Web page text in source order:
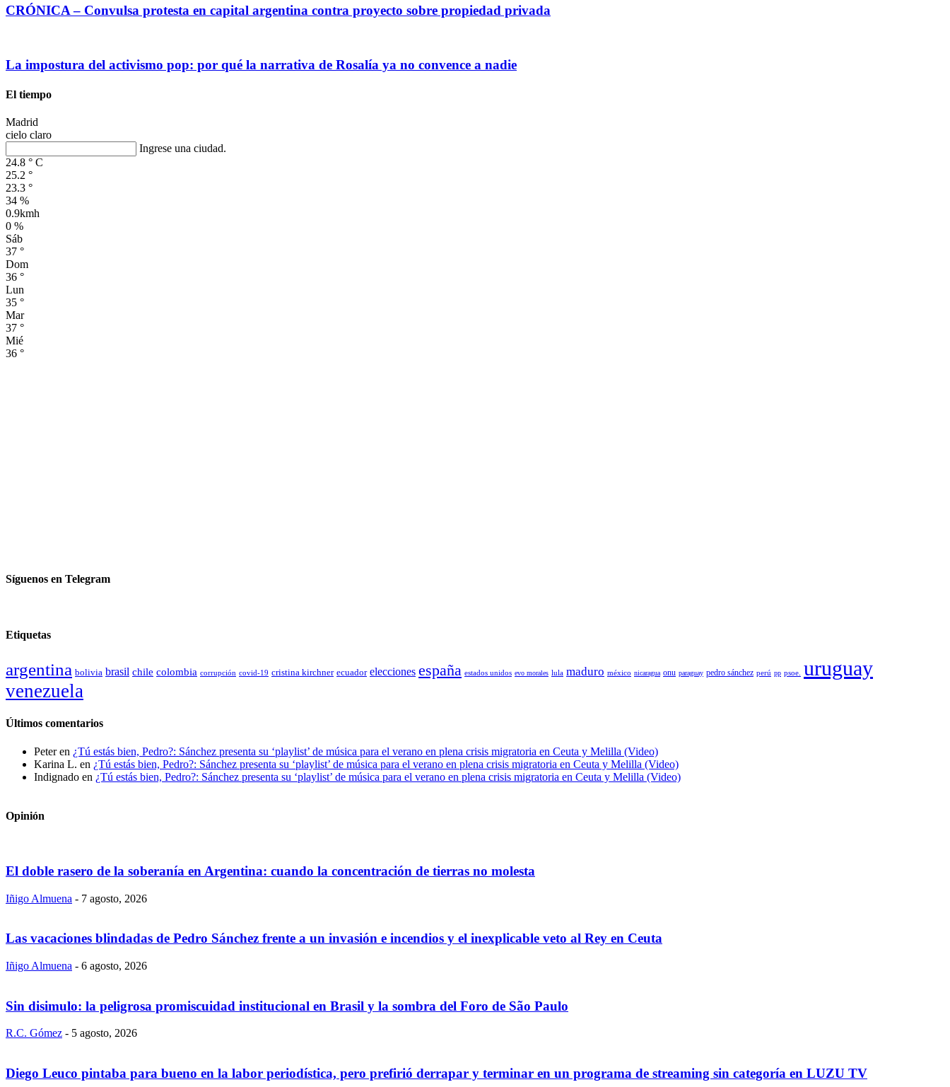
CRÓNICA – Convulsa protesta en capital argentina contra proyecto sobre propiedad privada
La impostura del activismo pop: por qué la narrativa de Rosalía ya no convence a nadie
El tiempo
Madrid
cielo claro
Ingrese una ciudad.
24.8 ° C
25.2 °
23.3 °
34 %
0.9kmh
0 %
Sáb
37 °
Dom
36 °
Lun
35 °
Mar
37 °
Mié
36 °
Síguenos en Telegram
Etiquetas
argentina bolivia brasil chile colombia corrupción covid-19 cristina kirchner ecuador elecciones españa estados unidos evo morales lula maduro méxico nicaragua onu paraguay pedro sánchez perú pp psoe. uruguay
venezuela
Últimos comentarios
Peteren ¿Tú estás bien, Pedro?: Sánchez presenta su ‘playlist’ de música para el verano en plena crisis migratoria en Ceuta y Melilla (Video)
Karina L. en ¿Tú estás bien, Pedro?: Sánchez presenta su ‘playlist’ de música para el verano en plena crisis migratoria en Ceuta y Melilla (Video)
Indignado en ¿Tú estás bien, Pedro?: Sánchez presenta su ‘playlist’ de música para el verano en plena crisis migratoria en Ceuta y Melilla (Video)
Opinión
El doble rasero de la soberanía en Argentina: cuando la concentración de tierras no molesta
Iñigo Almuena - 7 agosto, 2026
Las vacaciones blindadas de Pedro Sánchez frente a un invasión e incendios y el inexplicable veto al Rey en Ceuta
Iñigo Almuena - 6 agosto, 2026
Sin disimulo: la peligrosa promiscuidad institucional en Brasil y la sombra del Foro de São Paulo
R.C. Gómez - 5 agosto, 2026
Diego Leuco pintaba para bueno en la labor periodística, pero prefirió derrapar y terminar en un programa de streaming sin categoría en LUZU TV